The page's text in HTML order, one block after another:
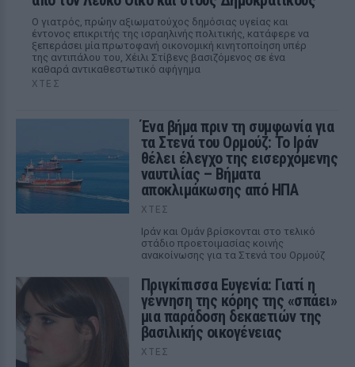
Ο γιατρός, πρώην αξιωματούχος δημόσιας υγείας και
έντονος επικριτής της ισραηλινής πολιτικής, κατάφερε να
ξεπεράσει μία πρωτοφανή οικονομική κινητοποίηση υπέρ
της αντιπάλου του, Χέιλι Στίβενς βασιζόμενος σε ένα
καθαρά αντικαθεστωτικό αφήγημα
ΧΤΕΣ
Ένα βήμα πριν τη συμφωνία για
τα Στενά του Ορμούζ: Το Ιράν
θέλει έλεγχο της εισερχόμενης
ναυτιλίας – Βήματα
αποκλιμάκωσης από ΗΠΑ
ΧΤΕΣ
Ιράν και Ομάν βρίσκονται στο τελικό
στάδιο προετοιμασίας κοινής
ανακοίνωσης για τα Στενά του Ορμούζ
Πριγκίπισσα Ευγενία: Γιατί η
γέννηση της κόρης της «σπάει»
μια παράδοση δεκαετιών της
βασιλικής οικογένειας
ΧΤΕΣ